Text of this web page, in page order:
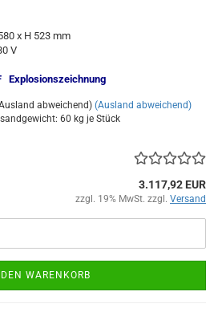
x H 523 mm
V
Explosionszeichnung
abweichend) (Ausland abweichend)
60 kg je Stück
3.117,92 EUR
zzgl. 19% MwSt. zzgl. Versand
DEN WARENKORB